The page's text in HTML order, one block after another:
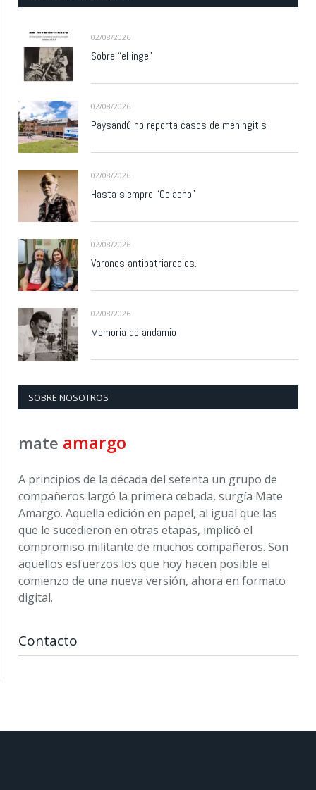
02/08/2026
Sobre “el inge”
02/08/2026
Paysandú no reporta casos de meningitis
02/08/2026
Hasta siempre “Colacho”
02/08/2026
Varones antipatriarcales.
02/08/2026
Memoria de andamio
SOBRE NOSOTROS
mate amargo
A principios de la década del setenta un grupo de
compañeros largó la primera cebada, surgía Mate
Amargo. Aquella edición en papel, al igual que las
que le sucedieron en otras etapas, implicó el
compromiso militante de muchos compañeros. Son
aquellos esfuerzos los que hoy hacen posible el
comienzo de una nueva versión, ahora en formato
digital.
Contacto